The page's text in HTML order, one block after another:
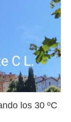
los 30 ºC